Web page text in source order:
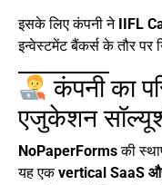
इसके लिए कंपनी ने IIFL
इन्वेस्टमेंट बैंकर्स के तौर पर
कंपनी का
एजुकेशन
NoPaperFormsकी
यह एकvertical SaaS